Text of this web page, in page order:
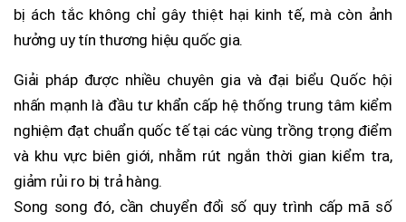
bị ách tắc không chỉ gây thiệt hại kinh tế, mà còn ảnh
hưởng uy tín thương hiệu quốc gia.
Giải pháp được nhiều chuyên gia và đại biểu Quốc hội
nhấn mạnh là đầu tư khẩn cấp hệ thống trung tâm kiểm
nghiệm đạt chuẩn quốc tế tại các vùng trồng trọng điểm
và khu vực biên giới, nhằm rút ngắn thời gian kiểm tra,
giảm rủi ro bị trả hàng.
Song song đó, cần chuyển đổi số quy trình cấp mã số